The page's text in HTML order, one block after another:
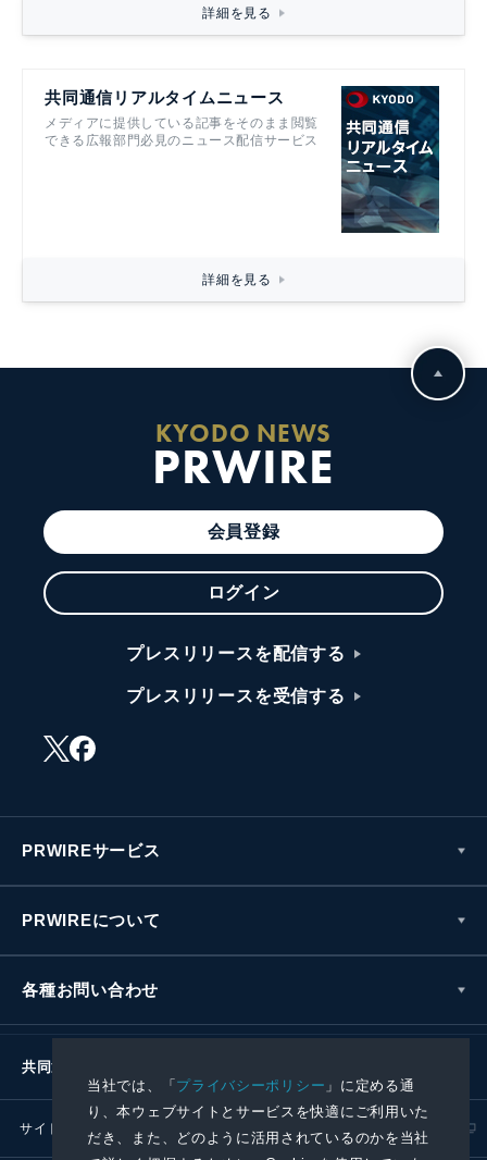
当社では、「プライバシーポリシー 」に定める通
り、本ウェブサイトとサービスを快適にご利用いた
だき、また、どのように活用されているのかを当社
詳細を見る
共同通信リアルタイムニュース
メディアに提供している記事をそのまま閲覧
できる広報部門必見のニュース配信サービス
詳細を見る
KYODO NEWS
PRWIRE
会員登録
ログイン
プレスリリースを配信する
プレスリリースを受信する
PRWIREサービス
PRWIREについて
各種お問い合わせ
共同通信社グループ
サイトポリシー プライバシーポリシー